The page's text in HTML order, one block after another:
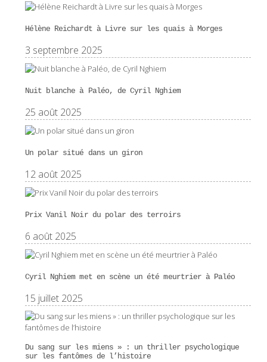
Hélène Reichardt à Livre sur les quais à Morges
3 septembre 2025
Nuit blanche à Paléo, de Cyril Nghiem
25 août 2025
Un polar situé dans un giron
12 août 2025
Prix Vanil Noir du polar des terroirs
6 août 2025
Cyril Nghiem met en scène un été meurtrier à Paléo
15 juillet 2025
Du sang sur les miens » : un thriller psychologique
sur les fantômes de l’histoire